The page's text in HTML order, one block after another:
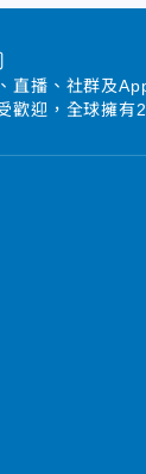
直播、社群及
歡迎，全球擁有